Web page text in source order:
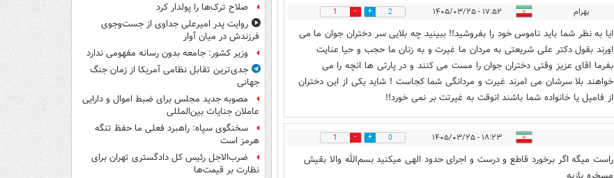
بهرام ۱۷:۵۲ - ۱۴۰۵/۰۳/۲۵ 2
1
ایا به نظر شما باید ناموس خود را بفروشید!! ببینید چه بلایی سر دختران جوان ما می
اورند بقول دکتر علی شریعتی به مردان ما غیرت و به زنان ما حجب و حیا عنایت
بفرما اقای عزیز وقتی دختران جوان را مست می کنند و در پارتی ها انچه را می
خواهند بلا سرشان می امرند غیرت و مردانگی شما کجاست ! شاید یکی از این دختران
از فامیل یا خانواده شما باشند انوقت به غیرتت بر نمی خورد!!
۱۸:۲۳ - ۱۴۰۵/۰۳/۲۵ 0
1
راست میگه اگر برخورد قاطع و درست و اجرای حدود الهی میکنید بسم‌الله والا بقیش
صلاح ترک‌ها را پولدار کرد
روایت پدر امیرعلی جداوی از جست‌وجوی
فرزندش در میان آوار
وزیر کشور: جامعه بدون رسانه مفهومی ندارد
جدی‌ترین تقابل نظامی آمریکا از زمان جنگ
جهانی
مصوبه جدید مجلس برای ضبط اموال و دارایی
عاملان جنایات بین‌المللی
سخنگوی سپاه: راهبرد فعلی ما حفظ تنگه
هرمز است
ضرب‌الاجل رئیس کل دادگستری تهران برای
نظارت بر قیمت‌ها